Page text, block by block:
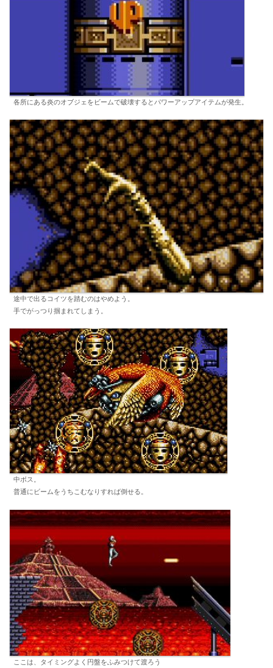
各所にある炎のオブジェをビームで破壊するとパワーアップアイテムが発生。
途中で出るコイツを踏むのはやめよう。
手でがっつり掴まれてしまう。
中ボス。
普通にビームをうちこむなりすれば倒せる。
ここは、タイミングよく円盤をふみつけて渡ろう